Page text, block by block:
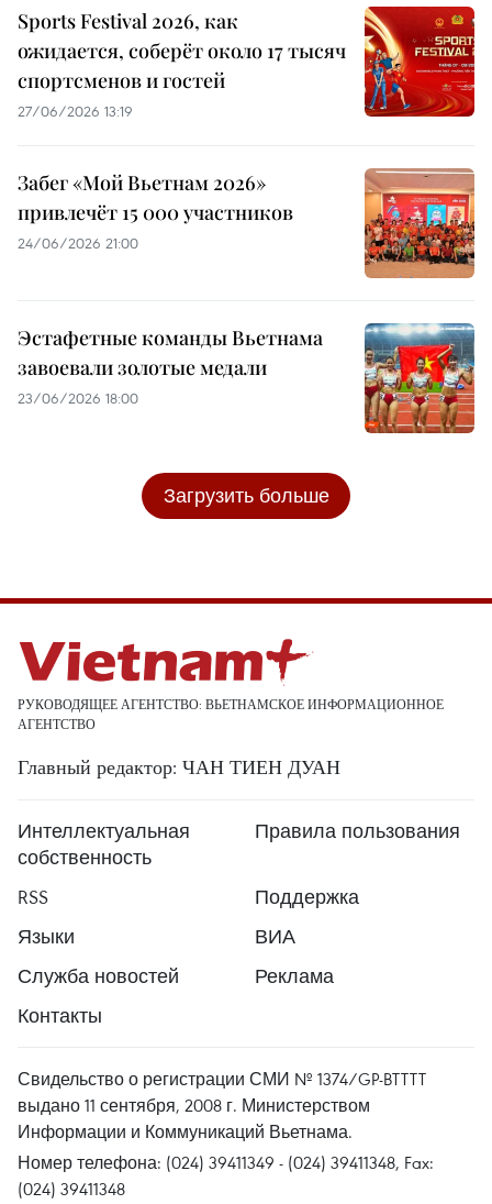
Sports Festival 2026, как
ожидается, соберёт около 17 тысяч
спортсменов и гостей
27/06/2026 13:19
Забег «Мой Вьетнам 2026»
привлечёт 15 000 участников
24/06/2026 21:00
Эстафетные команды Вьетнама
завоевали золотые медали
23/06/2026 18:00
Загрузить больше
РУКОВОДЯЩЕЕ АГЕНТСТВО: ВЬЕТНАМСКОЕ ИНФОРМАЦИОННОЕ
АГЕНТСТВО
Главный редактор: ЧАН ТИЕН ДУАН
Интеллектуальная
собственность
Правила пользования
RSS
Поддержка
Языки
ВИА
Служба новостей
Реклама
Контакты
Свидельство о регистрации СМИ № 1374/GP-BTTTT
выдано 11 сентября, 2008 г. Министерством
Информации и Коммуникаций Вьетнама.
Номер телефона: (024) 39411349 - (024) 39411348, Fax:
(024) 39411348